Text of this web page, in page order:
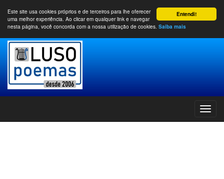
Entendi!
Este site usa cookies próprios e de terceiros para lhe oferecer
uma melhor experiência. Ao clicar em qualquer link e navegar
nesta página, você concorda com a nossa utilização de cookies. Saiba mais